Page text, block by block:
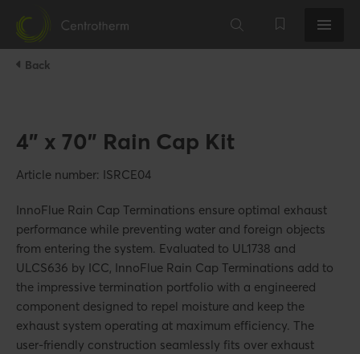
Back
4" x 70" Rain Cap Kit
Article number: ISRCE04
InnoFlue Rain Cap Terminations ensure optimal exhaust
performance while preventing water and foreign objects
from entering the system. Evaluated to UL1738 and
ULCS636 by ICC, InnoFlue Rain Cap Terminations add to
the impressive termination portfolio with a engineered
component designed to repel moisture and keep the
exhaust system operating at maximum efficiency. The
user-friendly construction seamlessly fits over exhaust